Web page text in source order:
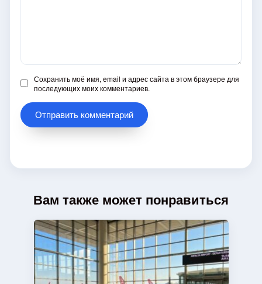
Сохранить моё имя, email и адрес сайта в этом браузере для
последующих моих комментариев.
Вам также может понравиться